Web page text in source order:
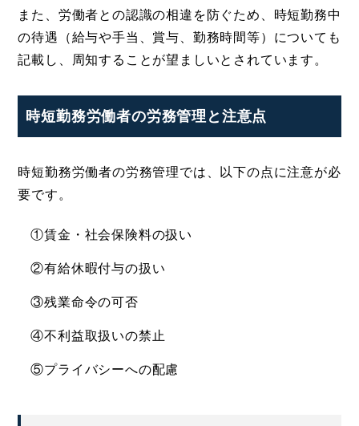
また、労働者との認識の相違を防ぐため、時短勤務中
の待遇（給与や手当、賞与、勤務時間等）についても
記載し、周知することが望ましいとされています。
時短勤務労働者の労務管理と注意点
時短勤務労働者の労務管理では、以下の点に注意が必
要です。
①賃金・社会保険料の扱い
②有給休暇付与の扱い
③残業命令の可否
④不利益取扱いの禁止
⑤プライバシーへの配慮